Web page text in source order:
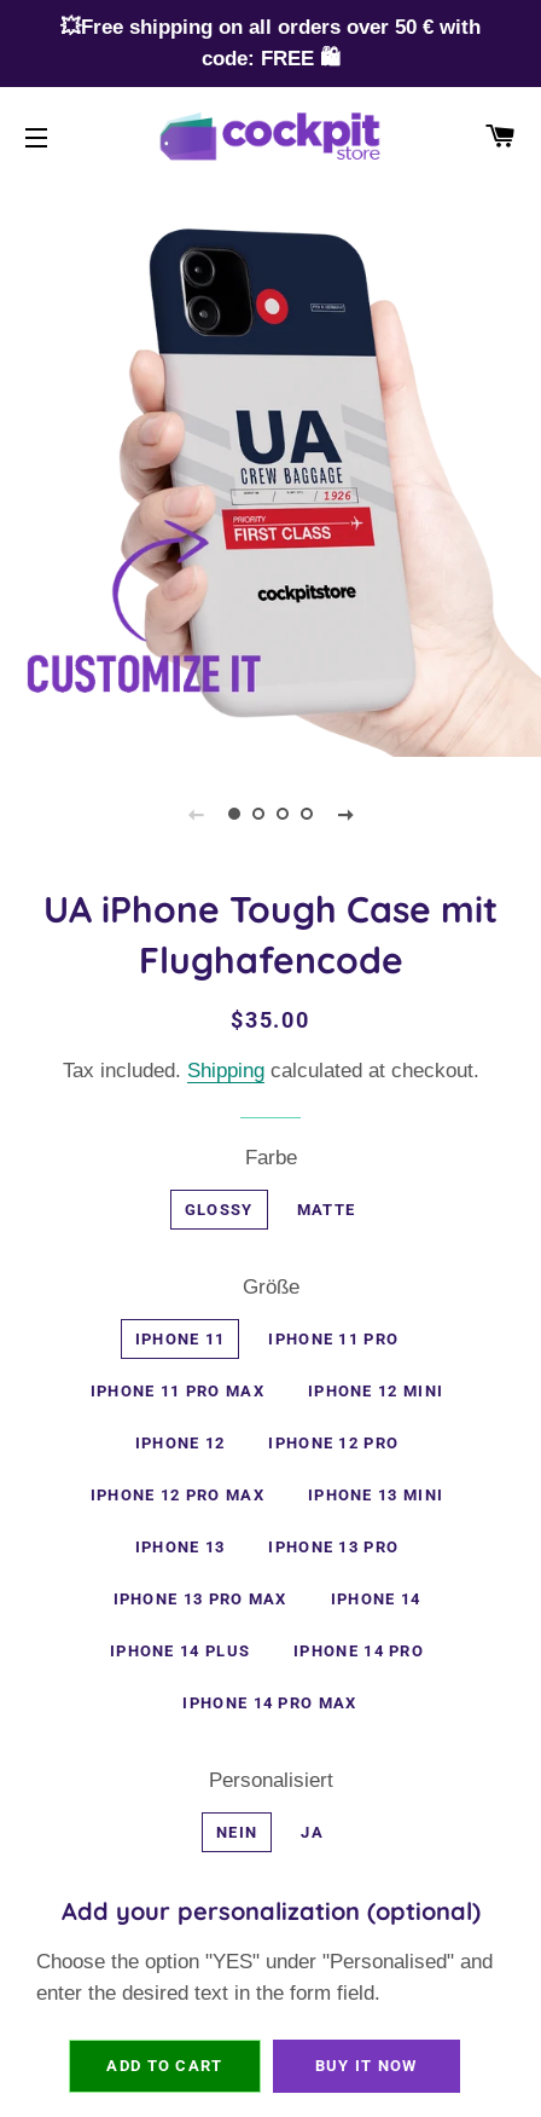
💥Free shipping on all orders over 50 € with
code: FREE 🛍️
UA iPhone Tough Case mit
Flughafencode
Regular
Sale
$35.00
Tax included. Shippingcalculated at checkout.
Farbe
GLOSSY MATTE
Größe
IPHONE 11 IPHONE 11 PRO
IPHONE 11 PRO MAX IPHONE 12 MINI
IPHONE 12 IPHONE 12 PRO
IPHONE 12 PRO MAX IPHONE 13 MINI
IPHONE 13 IPHONE 13 PRO
IPHONE 13 PRO MAX IPHONE 14
IPHONE 14 PLUS IPHONE 14 PRO
IPHONE 14 PRO MAX
Personalisiert
NEIN JA
Add your personalization (optional)
Choose the option "YES" under "Personalised" and
enter the desired text in the form field.
ADD TO CART BUY IT NOW